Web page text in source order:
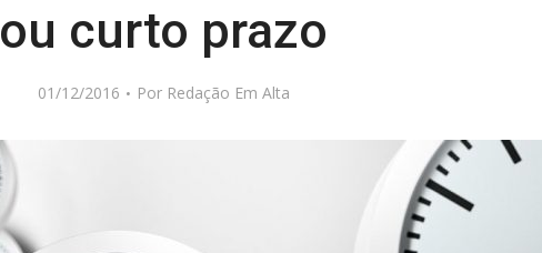
ou curto prazo
01/12/2016 Por Redação Em Alta